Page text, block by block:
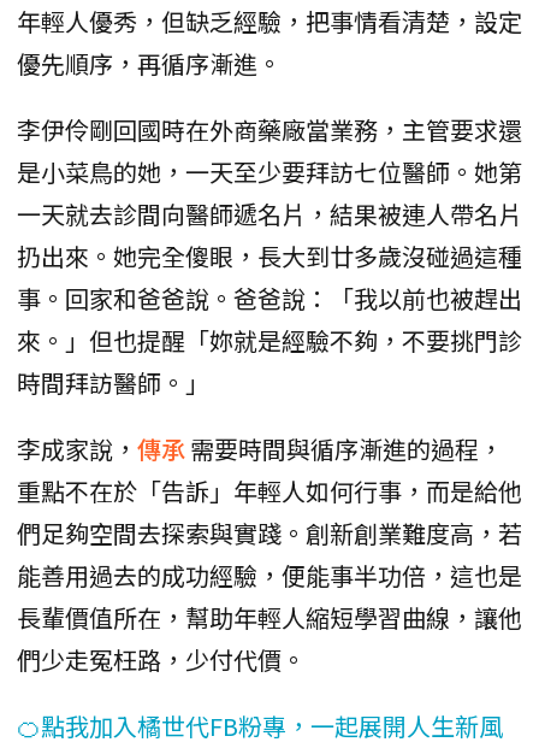
年輕人優秀，但缺乏經驗，把事情看清楚，設定
優先順序，再循序漸進。
李伊伶剛回國時在外商藥廠當業務，主管要求還
是小菜鳥的她，一天至少要拜訪七位醫師。她第
一天就去診間向醫師遞名片，結果被連人帶名片
扔出來。她完全傻眼，長大到廿多歲沒碰過這種
事。回家和爸爸說。爸爸說：「我以前也被趕出
來。」但也提醒「妳就是經驗不夠，不要挑門診
時間拜訪醫師。」
李成家說， 傳承需要時間與循序漸進的過程，
重點不在於「告訴」年輕人如何行事，而是給他
們足夠空間去探索與實踐。創新創業難度高，若
能善用過去的成功經驗，便能事半功倍，這也是
長輩價值所在，幫助年輕人縮短學習曲線，讓他
們少走冤枉路，少付代價。
🍊點我加入橘世代FB粉專，一起展開人生新風